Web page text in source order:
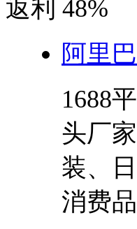
返利 48%
阿里
1688
头厂
装、
消费